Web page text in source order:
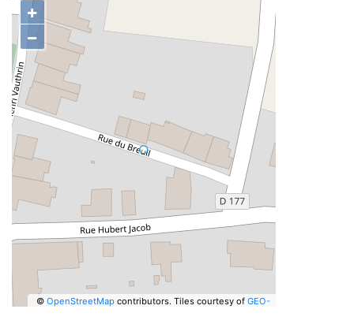
+
−
© OpenStreetMapcontributors. Tiles courtesy of GEO-